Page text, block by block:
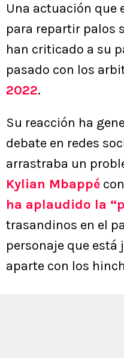
Una actuación que
para repartir palos
han criticado a su
pasado con los
2022.
Su reacción ha
debate en redes
arrastraba un
Kylian Mbappé
ha aplaudido la
trasandinos en el
personaje que
aparte con los